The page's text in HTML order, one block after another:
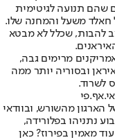
שהם תנועה לגיטימית
חאלד משעל והמחנה שלו.
להבות, שכלל לא מבטא
מרימים גבה,
ובסוריה יותר ממה
לשרוד.
מהשורש, ובוודאי
נתניהו בפלורידה,
מאמין בפירוז? כאן